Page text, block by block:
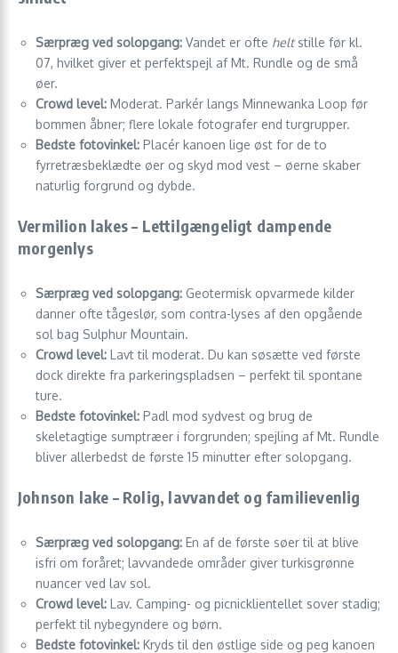
Særpræg ved solopgang: Vandet er ofte heltstille før kl.
07, hvilket giver et perfektspejl af Mt. Rundle og de små
øer.
Crowd level: Moderat. Parkér langs Minnewanka Loop før
bommen åbner; flere lokale fotografer end turgrupper.
Bedste fotovinkel: Placér kanoen lige øst for de to
fyrretræsbeklædte øer og skyd mod vest – øerne skaber
naturlig forgrund og dybde.
Vermilion lakes – Lettilgængeligt dampende
morgenlys
Særpræg ved solopgang: Geotermisk opvarmede kilder
danner ofte tågeslør, som contra-lyses af den opgående
sol bag Sulphur Mountain.
Crowd level: Lavt til moderat. Du kan søsætte ved første
dock direkte fra parkeringspladsen – perfekt til spontane
ture.
Bedste fotovinkel: Padl mod sydvest og brug de
skeletagtige sumptræer i forgrunden; spejling af Mt. Rundle
bliver allerbedst de første 15 minutter efter solopgang.
Johnson lake – Rolig, lavvandet og familievenlig
Særpræg ved solopgang: En af de første søer til at blive
isfri om foråret; lavvandede områder giver turkisgrønne
nuancer ved lav sol.
Crowd level: Lav. Camping- og picnicklientellet sover stadig;
perfekt til nybegyndere og børn.
Bedste fotovinkel: Kryds til den østlige side og peg kanoen